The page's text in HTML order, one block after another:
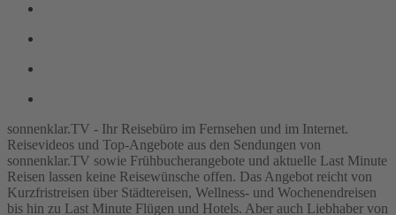
sonnenklar.TV - Ihr Reisebüro im Fernsehen und im Internet.
Reisevideos und Top-Angebote aus den Sendungen von
sonnenklar.TV sowie Frühbucherangebote und aktuelle Last Minute
Reisen lassen keine Reisewünsche offen. Das Angebot reicht von
Kurzfristreisen über Städtereisen, Wellness- und Wochenendreisen
bis hin zu Last Minute Flügen und Hotels. Aber auch Liebhaber von